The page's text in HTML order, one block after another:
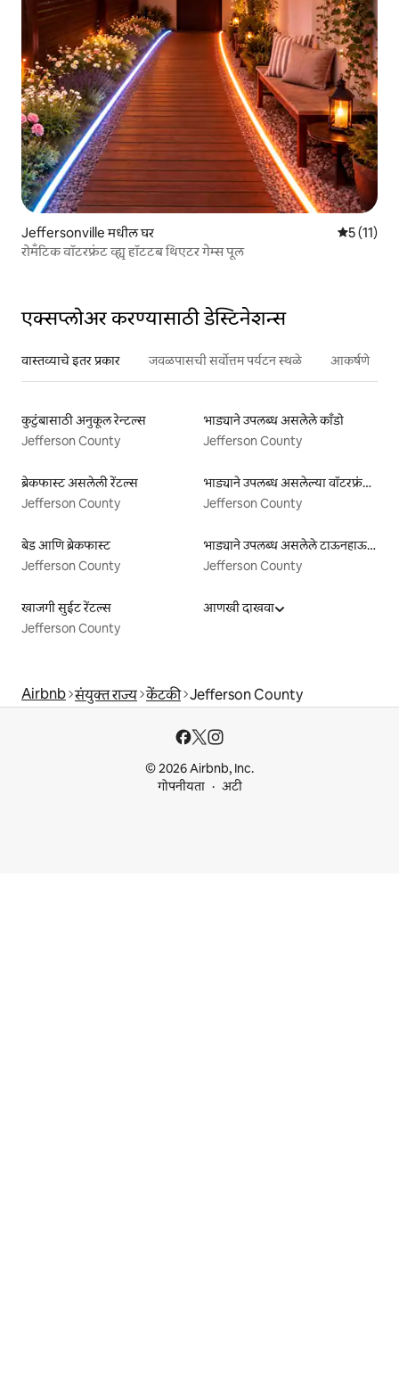
Jeffersonville मधील घर 5 पैकी 5
5 (11)
रोमँटिक वॉटरफ्रंट व्ह्यू हॉटटब थिएटर गेम्स पूल
एक्सप्लोअर करण्यासाठी डेस्टिनेशन्स
वास्तव्याचे इतर प्रकार जवळपासची सर्वोत्तम पर्यटन स्थळे आकर्षणे
कुटुंबासाठी अनुकूल रेन्टल्स
Jefferson County
भाड्याने उपलब्ध असलेले काँडो
Jefferson County
ब्रेकफास्ट असलेली रेंटल्स
Jefferson County
भाड्याने उपलब्ध असलेल्या वॉटरफ्रंट लिस्टिंग्ज
Jefferson County
बेड आणि ब्रेकफास्ट
Jefferson County
भाड्याने उपलब्ध असलेले टाऊनहाऊस
Jefferson County
खाजगी सुईट रेंटल्स
Jefferson County
आणखी दाखवा
Airbnb संयुक्त राज्य केंटकी Jefferson County
© 2026 Airbnb, Inc.
गोपनीयता
अटी